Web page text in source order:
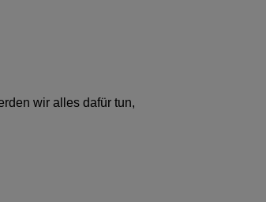
wir alles dafür tun,